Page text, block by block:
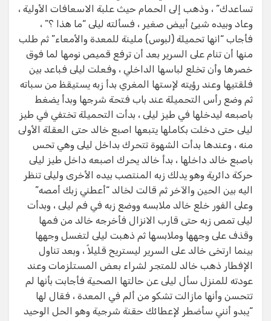
تساعدك” ، وذهب إلى الحمام حيث علبة الاسعافات الأولية ،
وعاد وبيده شيئ أبيض صغير ، فسألته ليلى “ما هذا ؟” ،
فأجاب “انها تحميلة (لبوس) ملينة للمعدة والأمعاء” ثم طلب
منها أن تنام على السرير بعد أن ترفع قميص نومها لما فوق
خصرها وأن تخلع لباسها الداخلي ، وفعلت ليلى فباعد بين
فلقتيها وعند رؤيته لإستها المغري بدأ زبه يستيقظ من سباته
ثم وضع رأس التحميلة عند باب فتحة شرجها وبدأ يضغط
باصبعه ليدخلها في طيز ليلى ، بدأت التحميلة تختفي في طيز
ليلى حتى دخلت بكاملها يتبعها اصبع خالد حتى العقلة الأولى
منه ، وعندها بدأت الشهوة تتحرك بداخل ليلى وهي تحس
باصبع خالد داخلها ، بدأ خالد يحرك اصبعه داخل طيز ليلى
حركة دائرية وهو يدلك زبه المنتصب بيده الأخرى وليلى تنظر
اليه بين الحين والآخر ثم قالت لخالد “أعطني زبك أمصه”
وعلى الفور خلع خالد ملابسه ووضع زبه في فم ليلى ، وبدأت
ليلى تمص زبه حتى قارب الانزال فأخرجه خالد من فمها
وقذف على وجهها وملابسها ثم ذهبت ليلى لتغسل وجهها
بينما ارتخى خالد على السرير ليستريح قليلاً ، وبعد تناول
الإفطار ذهب خالد للمتجر لشراء بعض المستلزمات وعند
عودته للمنزل سأل ليلى عن حالتها الصحية فأجابت بأنها لم
تتحسن وأنها مازالت تشكو من ألم في المعدة ، فقال لها
“يبدو أنني سأضطر لإعطائك حقنة شرجية وهو الحل الوحيد